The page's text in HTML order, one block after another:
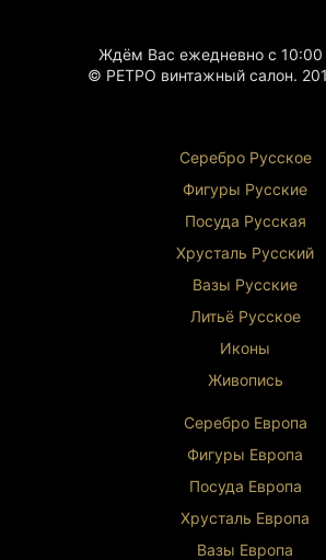
Ждём Вас ежедневно с 10:00
© РЕТРО винтажный салон.
Серебро Русское
Фигуры Русские
Посуда Русская
Хрусталь Русский
Вазы Русские
Литьё Русское
Иконы
Живопись
Серебро Европа
Фигуры Европа
Посуда Европа
Хрусталь Европа
Вазы Европа